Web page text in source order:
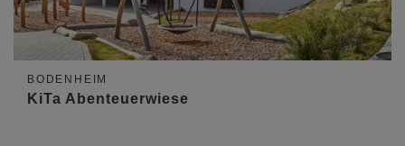
BODENHEIM
KiTa Abenteuerwiese